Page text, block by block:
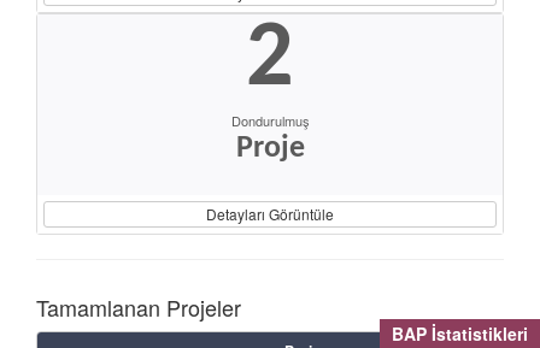
BAP İstatistikleri
2
Dondurulmuş
Proje
Detayları Görüntüle
Tamamlanan Projeler